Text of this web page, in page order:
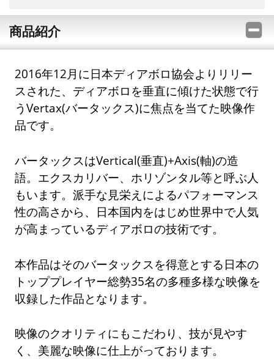
商品紹介
2016年12月に日本ディアボロ協会よりリリー
スされた、ディアボロを垂直に傾けた状態で行
うVertax(バータックス)に焦点を当てた映像作
品です。
バータックスはVertical(垂直)+Axis(軸)の造
語。エクスカリバー、ホリゾンタル等と呼ぶ人
もいます。派手な見栄えによるパフォーマンス
性の高さから、日本国内をはじめ世界中で人気
が高まっているディアボロの技術です。
本作品はそのバータックスを得意とする日本の
トッププレイヤー総勢35名の多種多様な映像を
収録した作品となります。
映像のクオリティにもこだわり、技が見やす
く、美麗な映像に仕上がっております。